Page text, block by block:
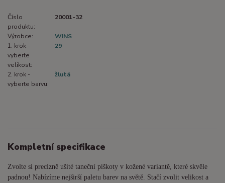
Číslo
produktu:
20001-32
Výrobce:
WINS
1. krok -
vyberte
velikost:
29
2. krok -
vyberte barvu:
žlutá
Kompletní specifikace
Zvolte si precizně ušité taneční piškoty v kožené variantě, které skvěle
padnou! Nabízíme nejširší paletu barev na světě. Stačí zvolit velikost a